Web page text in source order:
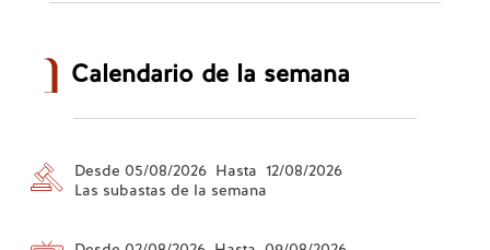
Calendario de la semana
Desde 05/08/2026 Hasta 12/08/2026
Las subastas de la semana